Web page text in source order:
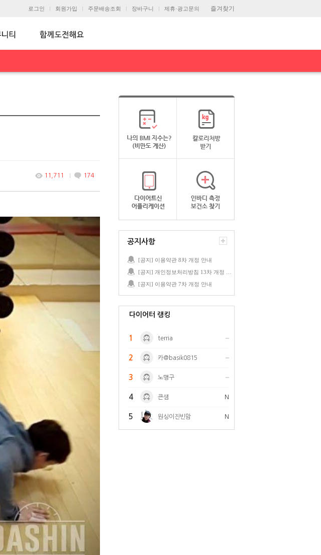
즐겨찾기
로그인 회원가입 주문배송조회 장바구니 제휴·광고문의
11,711 174
공지사항
[공지] 이용약관 8차 개정 안내
[공지] 이용약관 7차 개정 안내
다이어터 랭킹
1 terria
2 카@basik0815
3 노맹구
4 큰샘 N
5 원싱이진빈맘 N